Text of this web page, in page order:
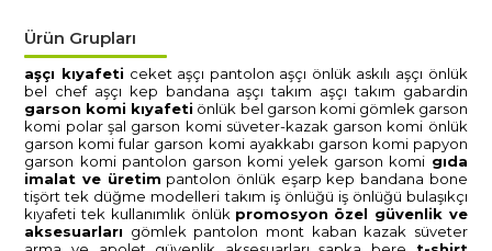
Ürün Grupları
aşçi kiyafeti̇ ceket aşçi pantolon aşçi önlük askili aşçi önlük
bel chef aşçi kep bandana aşçi takim aşçi takim gabardi̇n
garson komi̇ kiyafeti̇ önlük bel garson komi̇ gömlek garson
komi̇ polar şal garson komi̇ süveter-kazak garson komi̇ önlük
garson komi̇ fular garson komi̇ ayakkabi garson komi̇ papyon
garson komi̇ pantolon garson komi̇yelek garson komi̇ gida
i̇malat ve üreti̇m pantolon önlük eşarp kep bandana bone
ti̇şört tek düğme modelleri̇ takim i̇ş önlüğü i̇ş önlüğü bulaşikçi
kiyafeti̇ tek kullanimlik önlük promosyon özel güvenli̇k ve
aksesuarlari gömlek pantolon mont kaban kazak süveter